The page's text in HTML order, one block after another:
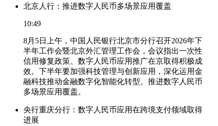
北京人行：推进数字人民币多场景应用覆盖
10:49
8月5日上午，中国人民银行北京市分行召开2026年下
半年工作会暨北京外汇管理工作会，会议指出一次性
信用修复政策、数字人民币应用推广在京取得积极成
效。下半年要加强科技管理与创新应用，深化运用金
融科技推动金融数字化智能化转型。推进数字人民币
多场景应用覆盖。
央行重庆分行：数字人民币应用在跨境支付领域取得
进展